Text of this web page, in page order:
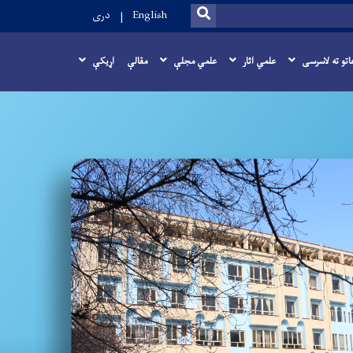
SEARCH
English دری
ته لاسرسی علمي اثار علمي مجلې مقالې اړيکې